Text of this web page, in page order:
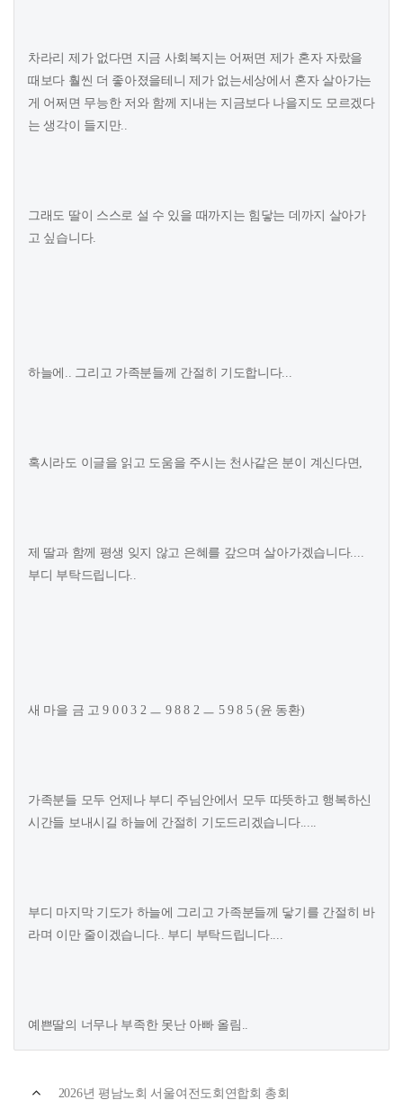
차라리 제가 없다면 지금 사회복지는 어쩌면 제가 혼자 자랐을
때보다 훨씬 더 좋아졌을테니 제가 없는세상에서 혼자 살아가는
게 어쩌면 무능한 저와 함께 지내는 지금보다 나을지도 모르겠다
는 생각이 들지만..
그래도 딸이 스스로 설 수 있을 때까지는 힘닿는 데까지 살아가
고 싶습니다.
하늘에.. 그리고 가족분들께 간절히 기도합니다...
혹시라도 이글을 읽고 도움을 주시는 천사같은 분이 계신다면,
제 딸과 함께 평생 잊지 않고 은혜를 갚으며 살아가겠습니다....
부디 부탁드립니다..
새 마을 금 고 9 0 0 3 2 ㅡ 9 8 8 2 ㅡ 5 9 8 5 (윤 동환)
가족분들 모두 언제나 부디 주님안에서 모두 따뜻하고 행복하신
시간들 보내시길 하늘에 간절히 기도드리겠습니다.....
부디 마지막 기도가 하늘에 그리고 가족분들께 닿기를 간절히 바
라며 이만 줄이겠습니다.. 부디 부탁드립니다....
예쁜딸의 너무나 부족한 못난 아빠 올림..
2026년 평남노회 서울여전도회연합회 총회